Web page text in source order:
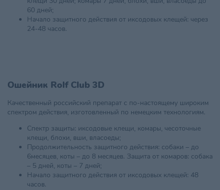
60 дней;
Начало защитного действия от иксодовых клещей: через
24-48 часов.
Ошейник Rolf Club 3D
Качественный российский препарат с по-настоящему широким
спектром действия, изготовленный по немецким технологиям.
Спектр защиты: иксодовые клещи, комары, чесоточные
клещи, блохи, вши, власоеды;
Продолжительность защитного действия: собаки – до
6месяцев, коты – до 8 месяцев. Защита от комаров: собака
– 5 дней, коты – 7 дней;
Начало защитного действия от иксодовых клещей: 48
часов.